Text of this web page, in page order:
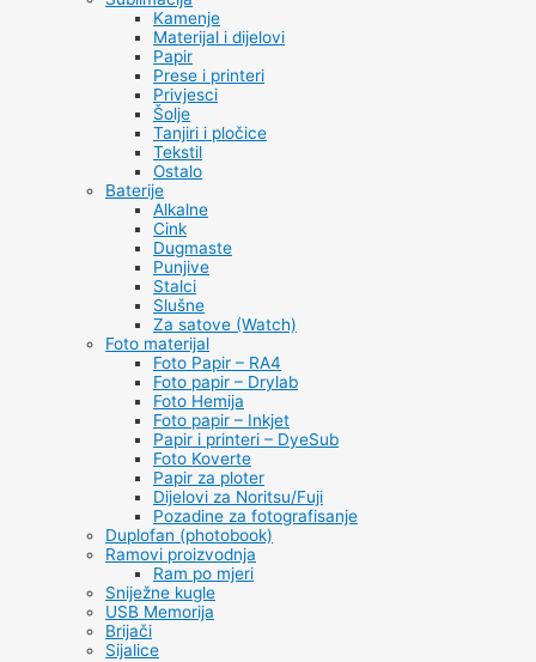
Kamenje
Materijal i dijelovi
Papir
Prese i printeri
Privjesci
Šolje
Tanjiri i pločice
Tekstil
Ostalo
Baterije
Alkalne
Cink
Dugmaste
Punjive
Stalci
Slušne
Za satove (Watch)
Foto materijal
Foto Papir – RA4
Foto papir – Drylab
Foto Hemija
Foto papir – Inkjet
Papir i printeri – DyeSub
Foto Koverte
Papir za ploter
Dijelovi za Noritsu/Fuji
Pozadine za fotografisanje
Duplofan (photobook)
Ramovi proizvodnja
Ram po mjeri
Sniježne kugle
USB Memorija
Brijači
Sijalice